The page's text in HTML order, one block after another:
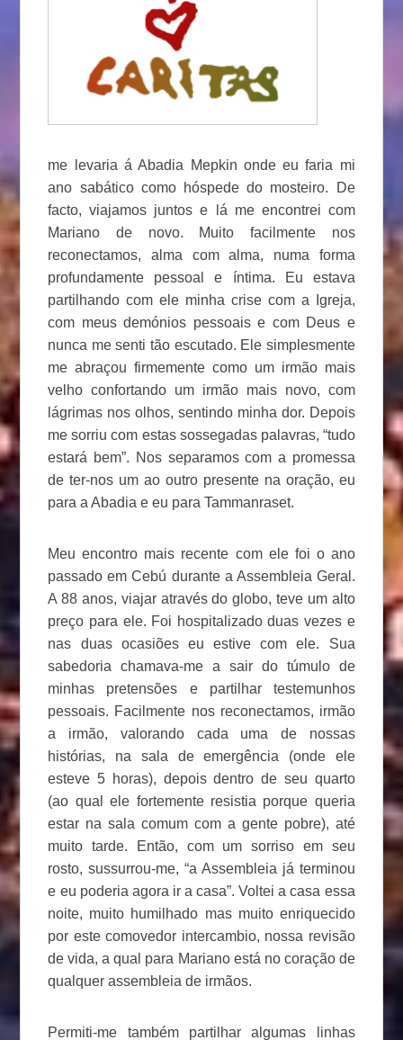
me levaria á Abadia Mepkin onde eu faria mi
ano sabático como hóspede do mosteiro. De
facto, viajamos juntos e lá me encontrei com
Mariano de novo. Muito facilmente nos
reconectamos, alma com alma, numa forma
profundamente pessoal e íntima. Eu estava
partilhando com ele minha crise com a Igreja,
com meus demónios pessoais e com Deus e
nunca me senti tão escutado. Ele simplesmente
me abraçou firmemente como um irmão mais
velho confortando um irmão mais novo, com
lágrimas nos olhos, sentindo minha dor. Depois
me sorriu com estas sossegadas palavras, “tudo
estará bem”. Nos separamos com a promessa
de ter-nos um ao outro presente na oração, eu
para a Abadia e eu para Tammanraset.
Meu encontro mais recente com ele foi o ano
passado em Cebú durante a Assembleia Geral.
A 88 anos, viajar através do globo, teve um alto
preço para ele. Foi hospitalizado duas vezes e
nas duas ocasiões eu estive com ele. Sua
sabedoria chamava-me a sair do túmulo de
minhas pretensões e partilhar testemunhos
pessoais. Facilmente nos reconectamos, irmão
a irmão, valorando cada uma de nossas
histórias, na sala de emergência (onde ele
esteve 5 horas), depois dentro de seu quarto
(ao qual ele fortemente resistia porque queria
estar na sala comum com a gente pobre), até
muito tarde. Então, com um sorriso em seu
rosto, sussurrou-me, “a Assembleia já terminou
e eu poderia agora ir a casa”. Voltei a casa essa
noite, muito humilhado mas muito enriquecido
por este comovedor intercambio, nossa revisão
de vida, a qual para Mariano está no coração de
qualquer assembleia de irmãos.
Permiti-me também partilhar algumas linhas